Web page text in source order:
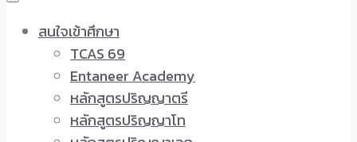
สนใจเข้าศึกษา
TCAS 69
Entaneer Academy
หลักสูตรปริญญาตรี
หลักสูตรปริญญาโท